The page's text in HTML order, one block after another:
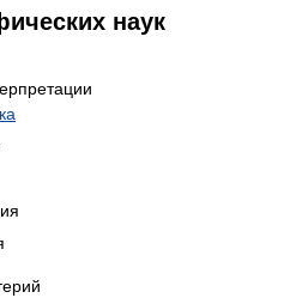
наук